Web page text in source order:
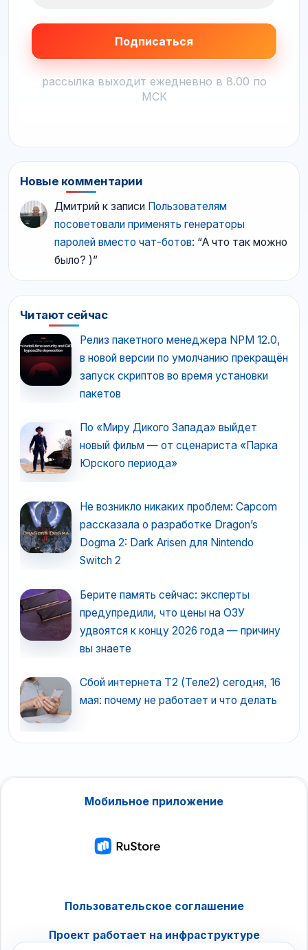
рассылка выходит ежедневно в 8.00 по
МСК
Новые комментарии
Дмитрий к записи Пользователям
посоветовали применять генераторы
паролей вместо чат-ботов: “А что так можно
было? )”
Читают сейчас
Релиз пакетного менеджера NPM 12.0,
в новой версии по умолчанию прекращён
запуск скриптов во время установки
пакетов
По «Миру Дикого Запада» выйдет
новый фильм — от сценариста «Парка
Юрского периода»
Не возникло никаких проблем: Capcom
рассказала о разработке Dragon’s
Dogma 2: Dark Arisen для Nintendo
Switch 2
Берите память сейчас: эксперты
предупредили, что цены на ОЗУ
удвоятся к концу 2026 года — причину
вы знаете
Сбой интернета T2 (Теле2) сегодня, 16
мая: почему не работает и что делать
Мобильное приложение
Пользовательское соглашение
Проект работает на инфраструктуре